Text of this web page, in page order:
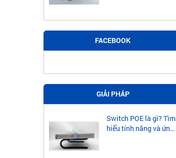
FACEBOOK
GIẢI PHÁP
Switch POE là gì? Tìm
hiểu tính năng và ứng